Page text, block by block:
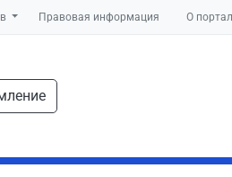
Правовая информация О